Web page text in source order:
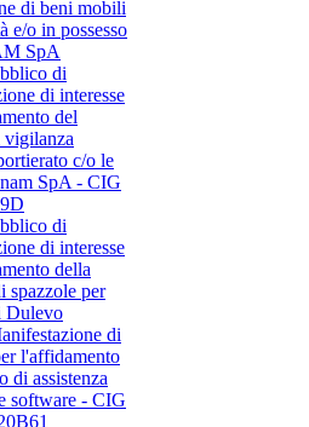
di beni mobili
e/o in possesso
SpA
di
di interesse
del
c/o le
SpA - CIG
di
di interesse
della
spazzole per
Dulevo
di
l'affidamento
di assistenza
software - CIG